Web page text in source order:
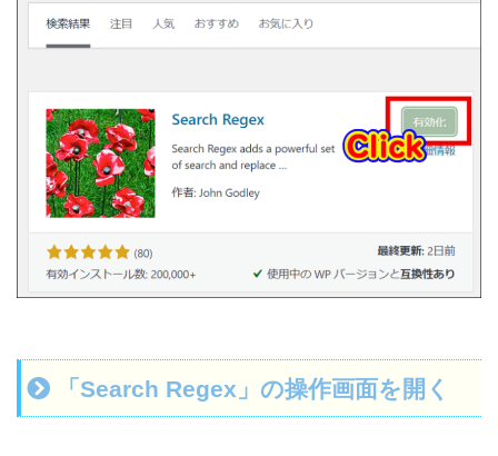
「Search Regex」の操作画面を開く